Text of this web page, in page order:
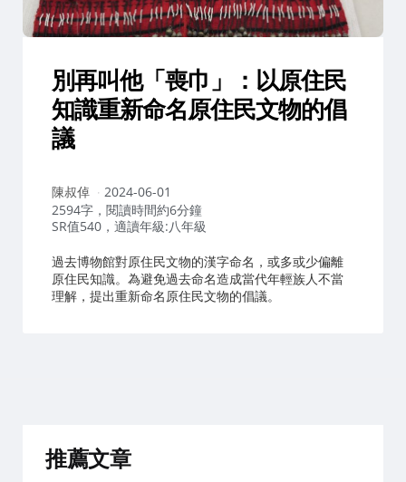
別再叫他「喪巾」：以原住民
知識重新命名原住民文物的倡
議
作
者：
陳叔倬
2024-06-01
2594字，閱讀時間約6分鐘
SR值540，適讀年級:八年級
過去博物館對原住民文物的漢字命名，或多或少偏離
原住民知識。為避免過去命名造成當代年輕族人不當
理解，提出重新命名原住民文物的倡議。
推薦文章